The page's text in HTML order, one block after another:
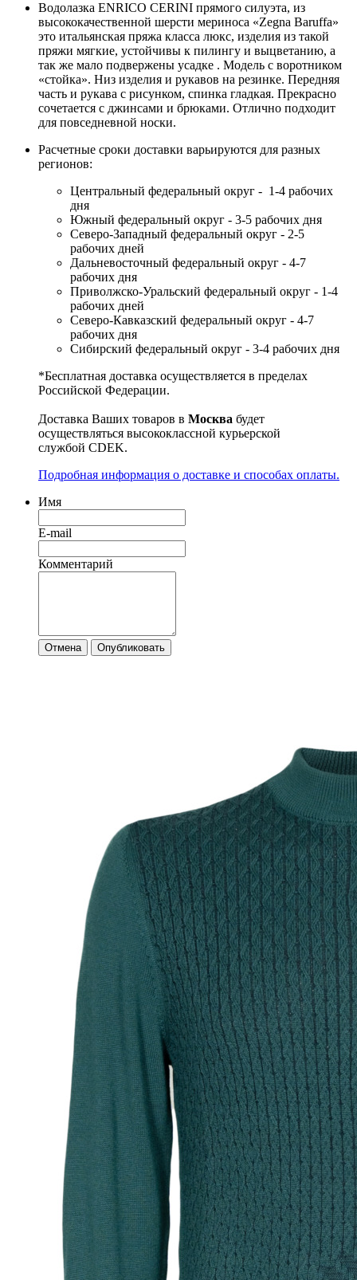
Водолазка ENRICO CERINI прямого силуэта, из
высококачественной шерсти мериноса «Zegna Baruffa»
это итальянская пряжа класса люкс, изделия из такой
пряжи мягкие, устойчивы к пилингу и выцветанию, а
так же мало подвержены усадке . Модель с воротником
«стойка». Низ изделия и рукавов на резинке. Передняя
часть и рукава с рисунком, спинка гладкая. Прекрасно
сочетается с джинсами и брюками. Отлично подходит
для повседневной носки.
Расчетные сроки доставки варьируются для разных
регионов:
Центральный федеральный округ - 1-4 рабочих
дня
Южный федеральный округ - 3-5 рабочих дня
Северо-Западный федеральный округ - 2-5
рабочих дней
Дальневосточный федеральный округ - 4-7
рабочих дня
Приволжско-Уральский федеральный округ - 1-4
рабочих дней
Северо-Кавказский федеральный округ - 4-7
рабочих дня
Сибирский федеральный округ - 3-4 рабочих дня
*Бесплатная доставка осуществляется в пределах
Российской Федерации.
Доставка Ваших товаров в Москва будет
осуществляться высококлассной курьерской
службой CDEK.
Подробная информация о доставке и способах оплаты.
Имя
E-mail
Комментарий
Отмена Опубликовать